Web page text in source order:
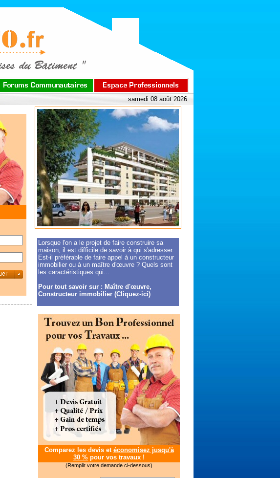
samedi 08 août 2026
Lorsque l'on a le projet de faire construire sa
maison, il est difficile de savoir à qui s'adresser.
Est-il préférable de faire appel à un constructeur
immobilier ou à un maître d'œuvre ? Quels sont
les caractéristiques qui...
Pour tout savoir sur : Maître d'œuvre,
Constructeur immobilier (Cliquez-ici)
Comparez les devis et économisez jusqu'à
30 % pour vos travaux !
(Remplir votre demande ci-dessous)